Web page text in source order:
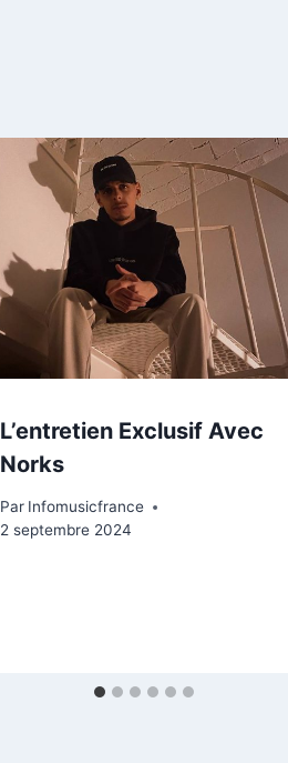
L’entretien Exclusif Avec
Norks
Par Infomusicfrance
2 septembre 2024